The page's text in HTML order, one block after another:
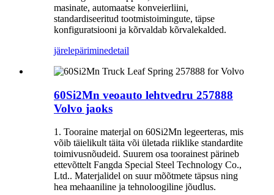
masinate, automaatse konveierliini,
standardiseeritud tootmistoimingute, täpse
konfiguratsiooni ja kõrvaldab kõrvalekalded.
järelepäriminedetail
60Si2Mn veoauto lehtvedru 257888
Volvo jaoks
1. Tooraine materjal on 60Si2Mn legeerteras, mis
võib täielikult täita või ületada riiklike standardite
toimivusnõudeid. Suurem osa toorainest pärineb
ettevõttelt Fangda Special Steel Technology Co.,
Ltd.. Materjalidel on suur mõõtmete täpsus ning
hea mehaaniline ja tehnoloogiline jõudlus.